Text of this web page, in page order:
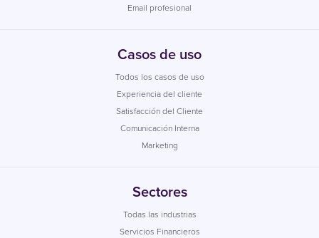
Email profesional
Casos de uso
Todos los casos de uso
Experiencia del cliente
Satisfacción del Cliente
Comunicación Interna
Marketing
Sectores
Todas las industrias
Servicios Financieros